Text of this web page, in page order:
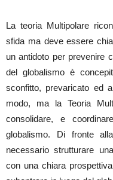
La teoria Multipolare
sfida ma deve essere
un antidoto per prevenire
del globalismo è
sconfitto, prevaricato ed
modo, ma la Teoria
consolidare, e
globalismo. Di fronte
necessario strutturare
con una chiara